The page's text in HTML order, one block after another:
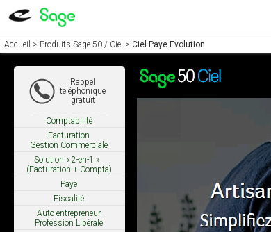
Accueil > Produits Sage 50 / Ciel > Ciel Paye Evolution
Rappel
téléphonique
gratuit
Comptabilité
Facturation
Gestion Commerciale
Solution « 2-en-1 »
(Facturation + Compta)
Paye
Fiscalité
Auto-entrepreneur
Profession Libérale